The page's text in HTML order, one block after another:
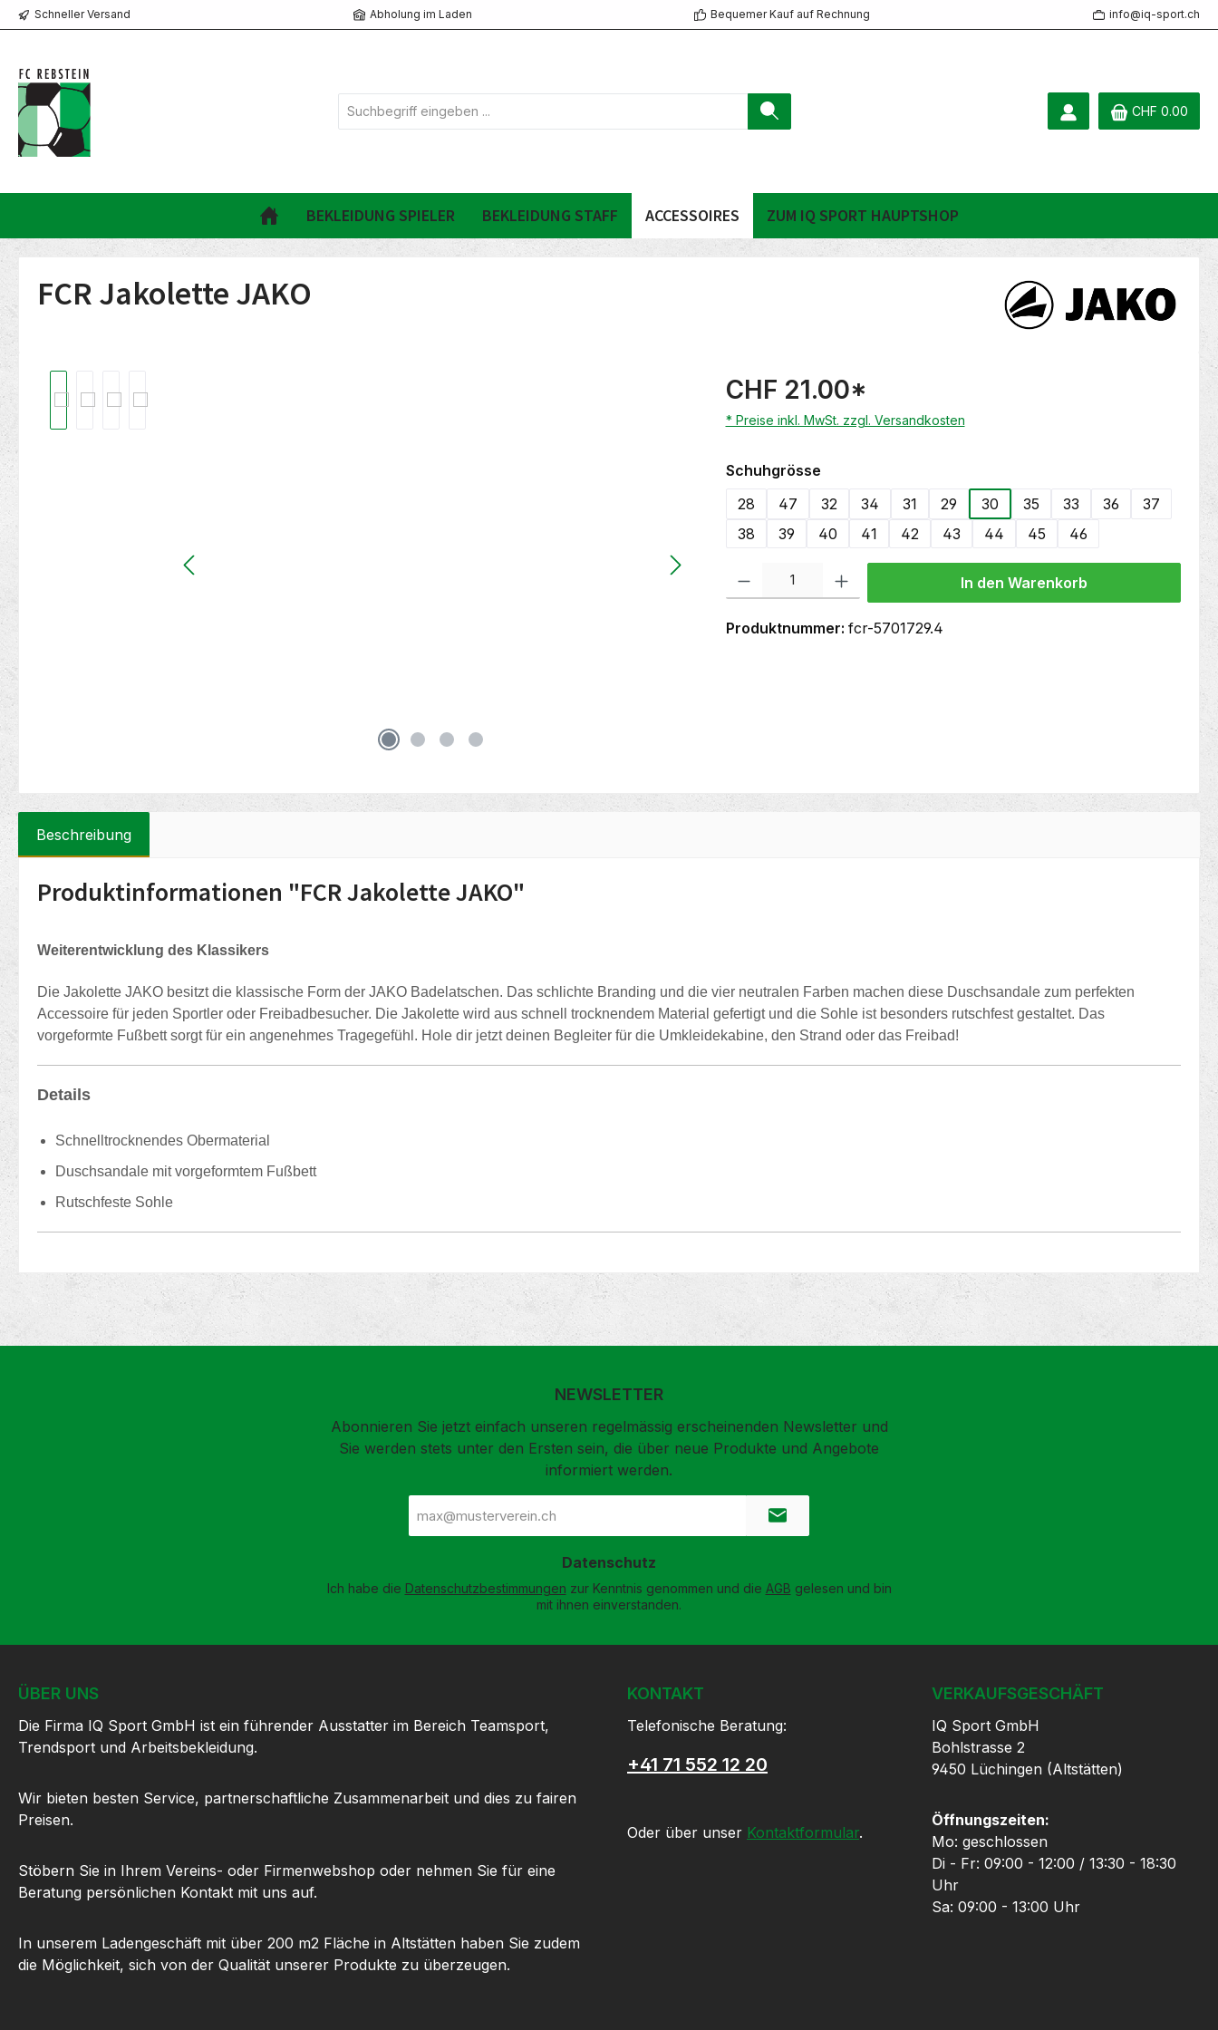
Zur Hauptnavigation springen
Schneller Versand Abholung im Laden Bequemer Kauf auf Rechnung info@iq-sport.ch
CHF 0.00
BEKLEIDUNG SPIELER BEKLEIDUNG STAFF ACCESSOIRES ZUM IQ SPORT HAUPTSHOP
FCR Jakolette JAKO
CHF 21.00*
* Preise inkl. MwSt. zzgl. Versandkosten
Schuhgrösseauswählen
28
47 32 34 31 29 30 35 33 36
37
38
39 40 41 42 43 44 45 46
In den Warenkorb
Produktnummer: fcr-5701729.4
Beschreibung
Produktinformationen "FCR Jakolette JAKO"
Weiterentwicklung des Klassikers
Die Jakolette JAKO besitzt die klassische Form der JAKO Badelatschen. Das schlichte Branding und die vier neutralen Farben machen diese Duschsandale zum perfekten
Accessoire für jeden Sportler oder Freibadbesucher. Die Jakolette wird aus schnell trocknendem Material gefertigt und die Sohle ist besonders rutschfest gestaltet. Das
vorgeformte Fußbett sorgt für ein angenehmes Tragegefühl. Hole dir jetzt deinen Begleiter für die Umkleidekabine, den Strand oder das Freibad!
Details
Schnelltrocknendes Obermaterial
Duschsandale mit vorgeformtem Fußbett
Rutschfeste Sohle
NEWSLETTER
Abonnieren Sie jetzt einfach unseren regelmässig erscheinenden Newsletter und
Sie werden stets unter den Ersten sein, die über neue Produkte und Angebote
informiert werden.
Mail-
Adresse
Datenschutz
Ich habe die Datenschutzbestimmungen zur Kenntnis genommen und die AGB gelesen und bin
mit ihnen einverstanden.
ÜBER UNS
Die Firma IQ Sport GmbH ist ein führender Ausstatter im Bereich Teamsport,
Trendsport und Arbeitsbekleidung.
Wir bieten besten Service, partnerschaftliche Zusammenarbeit und dies zu fairen
Preisen.
Stöbern Sie in Ihrem Vereins- oder Firmenwebshop oder nehmen Sie für eine
Beratung persönlichen Kontakt mit uns auf.
In unserem Ladengeschäft mit über 200 m2 Fläche in Altstätten haben Sie zudem
die Möglichkeit, sich von der Qualität unserer Produkte zu überzeugen.
KONTAKT
Telefonische Beratung:
+41 71 552 12 20
Oder über unser Kontaktformular.
VERKAUFSGESCHÄFT
IQ Sport GmbH
Bohlstrasse 2
9450 Lüchingen (Altstätten)
Öffnungszeiten:
Mo: geschlossen
Di - Fr: 09:00 - 12:00 / 13:30 - 18:30
Uhr
Sa: 09:00 - 13:00 Uhr